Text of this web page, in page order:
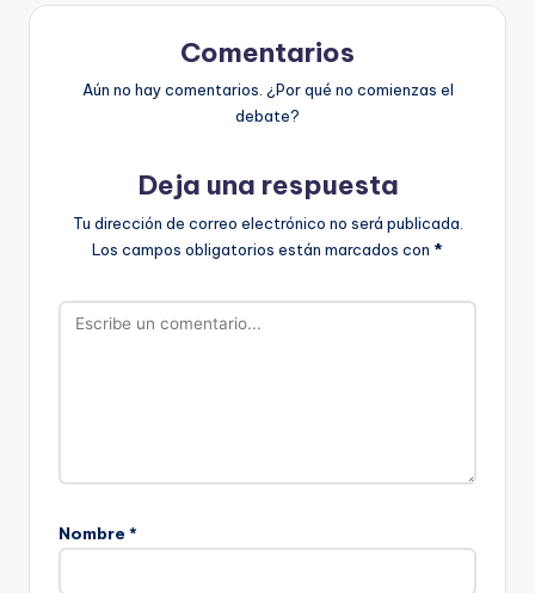
Comentarios
Aún no hay comentarios. ¿Por qué no comienzas el
debate?
Deja una respuesta
Tu dirección de correo electrónico no será publicada.
Los campos obligatorios están marcados con *
Nombre *